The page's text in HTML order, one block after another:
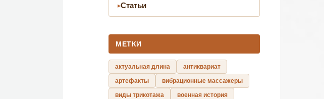
Статьи
МЕТКИ
актуальная длина
антиквариат
артефакты
вибрационные массажеры
виды трикотажа
военная история